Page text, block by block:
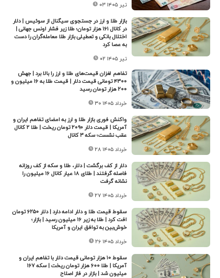
۰۳ تیر ۱۴۰۵
بازار طلا و ارز در جستجوی سیگنال‌ از سوئیس | دلار
در کانال ۱۶۱ هزار تومان؛ طلا زیر فشار اونس جهانی |
اختلال بانکی و تعطیلی بازار طلا معامله‌گران را دست
به عصا کرد
۰۲ تیر ۱۴۰۵
تفاهم لغزان قیمت‌های طلا و ارز را بالا برد | جهش
۴۳۰۰ تومانی قیمت دلار | قیمت طلا به ۱۶ میلیون و
۲۰۰ هزار تومان رسید
۳۰ خرداد ۱۴۰۵
واکنش فوری بازار طلا و ارز به امضای تفاهم‌ ایران و
آمریکا | قیمت دلار ۲۰۹۰ تومان ریخت | طلا ۲ کانال
عقب نشست؛ سکه ۳ کانال
۲۸ خرداد ۱۴۰۵
دلار از کف برگشت | دلار، طلا و سکه از کف روزانه
فاصله گرفتند | طلای ۱۸ عیار کانال ۱۶ میلیون را
نشانه گرفت
۲۷ خرداد ۱۴۰۵
سقوط قیمت طلا و دلار ادامه دارد | دلار ۶۲۵۰ تومان
افت کرد | طلا به زیر ۱۶ میلیون رسید | بازار؛
خوش‌بین به توافق ایران و آمریکا
۲۶ خرداد ۱۴۰۵
سقوط ۱۰ هزار تومانی قیمت دلار با تفاهم ایران و
آمریکا | طلا ۶۰۰ هزار تومان ریخت | سکه ۱۶۷
میلیون شد | بازار در فاز اصلاح